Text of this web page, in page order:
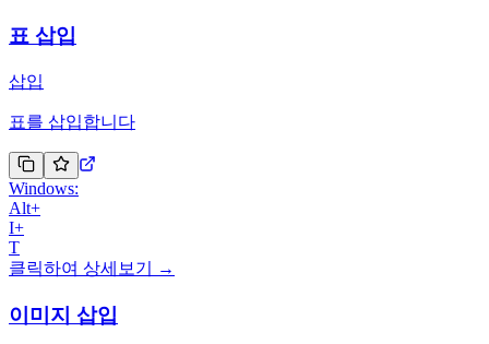
표 삽입
삽입
표를 삽입합니다
Windows:
Alt+
I+
T
클릭하여 상세보기 →
이미지 삽입